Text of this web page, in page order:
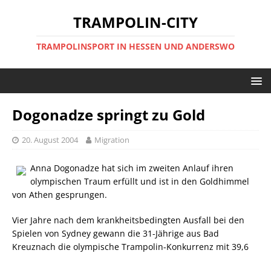
TRAMPOLIN-CITY
TRAMPOLINSPORT IN HESSEN UND ANDERSWO
Dogonadze springt zu Gold
20. August 2004 Migration
Anna Dogonadze hat sich im zweiten Anlauf ihren
olympischen Traum erfüllt und ist in den Goldhimmel
von Athen gesprungen.
Vier Jahre nach dem krankheitsbedingten Ausfall bei den
Spielen von Sydney gewann die 31-Jährige aus Bad
Kreuznach die olympische Trampolin-Konkurrenz mit 39,6